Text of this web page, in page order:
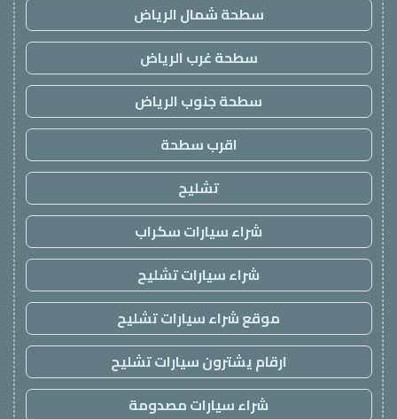
سطحة شمال الرياض
سطحة غرب الرياض
سطحة جنوب الرياض
اقرب سطحة
تشليح
شراء سيارات سكراب
شراء سيارات تشليح
موقع شراء سيارات تشليح
ارقام يشترون سيارات تشليح
شراء سيارات مصدومة